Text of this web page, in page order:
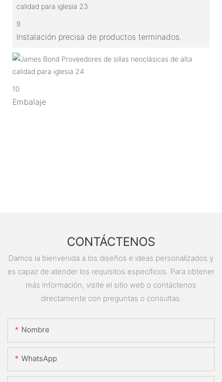
9
Instalación precisa de productos terminados.
10
Embalaje
CONTÁCTENOS
Damos la bienvenida a los diseños e ideas personalizados y
es capaz de atender los requisitos específicos. Para obtener
más información, visite el sitio web o contáctenos
directamente con preguntas o consultas.
Nombre
WhatsApp